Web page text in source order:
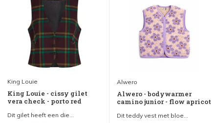
King Louie
King Louie - cissy gilet
vera check - porto red
Dit gilet heeft een die...
Alwero
Alwero - bodywarmer
camino junior - flow apricot
Dit teddy vest met bloe...